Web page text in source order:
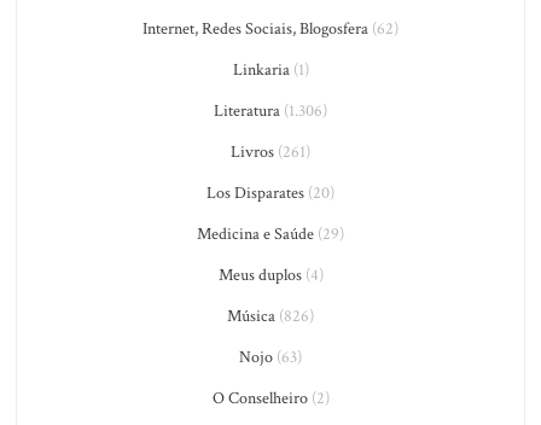
Internet, Redes Sociais, Blogosfera (62)
Linkaria(1)
Literatura (1.306)
Livros (261)
Los Disparates (20)
Medicina e Saúde (29)
Meus duplos(4)
Música (826)
Nojo (63)
O Conselheiro(2)